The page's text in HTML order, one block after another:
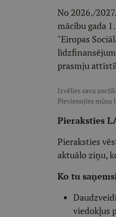
No 2026./
mācību gada
"Eiropas
prasmju
Izvēlies savu
Pievienojies mūsu
Pieraksties
Pieraksties
aktuālo ziņu,
Ko tu
viedokļus